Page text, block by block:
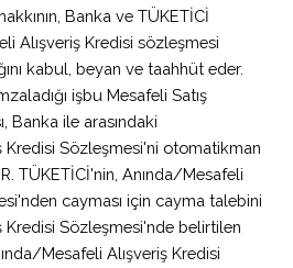
Banka ve TÜKETİCİ
Alışveriş Kredisi sözleşmesi
kabul, beyan ve taahhüt eder.
işbu Mesafeli Satış
Banka ile arasındaki
Kredisi Sözleşmesi'ni otomatikman
TÜKETİCİ'nin, Anında/Mesafeli
cayması için cayma talebini
Kredisi Sözleşmesi'nde belirtilen
Mesafeli Alışveriş Kredisi